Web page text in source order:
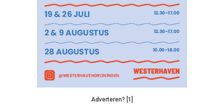
Adverteren? [1]